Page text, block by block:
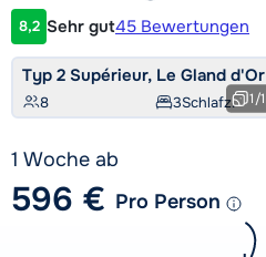
Kundenbewertung
8,2 Sehr gut45 Bewertungen
Typ 2 Supérieur, Le Gland d'Or
8 3Schlafz. 1/1
1 Woche ab
596 € Pro Person